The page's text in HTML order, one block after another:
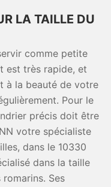
LA TAILLE DU
comme petite
est très rapide, et
à la beauté de votre
Pour le
précis doit être
votre spécialiste
dans le 10330
dans la taille
Ses